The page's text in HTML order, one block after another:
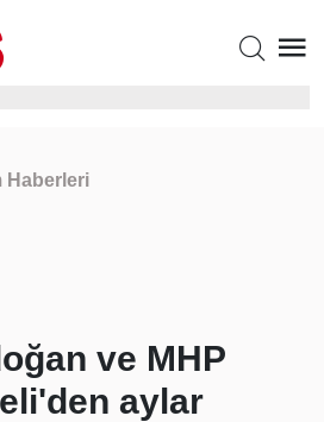
Haberleri
ve MHP
aylar